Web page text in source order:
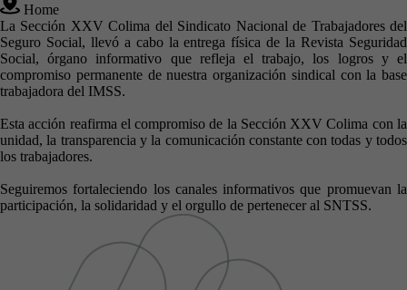
Home
La Sección XXV Colima del Sindicato Nacional de Trabajadores del
Seguro Social, llevó a cabo la entrega física de la Revista Seguridad
Social, órgano informativo que refleja el trabajo, los logros y el
compromiso permanente de nuestra organización sindical con la base
trabajadora del IMSS.
Esta acción reafirma el compromiso de la Sección XXV Colima con la
unidad, la transparencia y la comunicación constante con todas y todos
los trabajadores.
Seguiremos fortaleciendo los canales informativos que promuevan la
participación, la solidaridad y el orgullo de pertenecer al SNTSS.